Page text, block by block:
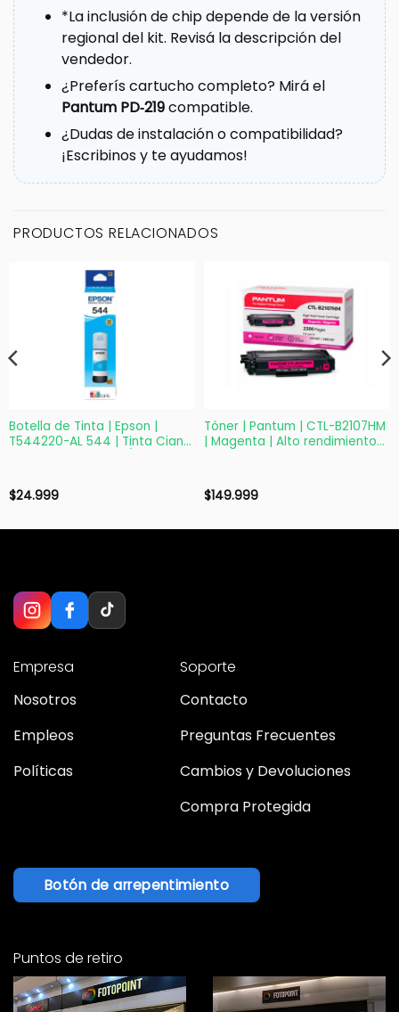
*La inclusión de chip depende de la versión
regional del kit. Revisá la descripción del
vendedor.
¿Preferís cartucho completo? Mirá el
Pantum PD‑219compatible.
¿Dudas de instalación o compatibilidad?
¡Escribinos y te ayudamos!
PRODUCTOS RELACIONADOS
Botella de Tinta | Epson |
T544220-AL 544 | Tinta Cian
$24.999
Tóner | Pantum | CTL-B2107HM
| Magenta | Alto rendimiento
$149.999
Empresa
Nosotros
Empleos
Políticas
Soporte
Contacto
Preguntas Frecuentes
Cambios y Devoluciones
Compra Protegida
Botón de arrepentimiento
Puntos de retiro